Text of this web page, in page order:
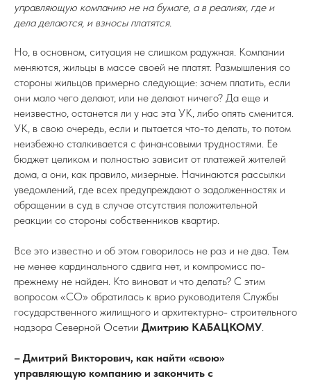
управляющую компанию не на бумаге, а в реалиях, где и
дела делаются, и взносы платятся.
Но, в основном, ситуация не слишком радужная. Компании
меняются, жильцы в массе своей не платят. Размышления со
стороны жильцов примерно следующие: зачем платить, если
они мало чего делают, или не делают ничего? Да еще и
неизвестно, останется ли у нас эта УК, либо опять сменится.
УК, в свою очередь, если и пытается что-то делать, то потом
неизбежно сталкивается с финансовыми трудностями. Ее
бюджет целиком и полностью зависит от платежей жителей
дома, а они, как правило, мизерные. Начинаются рассылки
уведомлений, где всех предупреждают о задолженностях и
обращении в суд в случае отсутствия положительной
реакции со стороны собственников квартир.
Все это известно и об этом говорилось не раз и не два. Тем
не менее кардинального сдвига нет, и компромисс по-
прежнему не найден. Кто виноват и что делать? С этим
вопросом «СО» обратилась к врио руководителя Службы
государственного жилищного и архитектурно- строительного
надзора Северной Осетии Дмитрию КАБАЦКОМУ.
– Дмитрий Викторович, как найти «свою»
управляющую компанию и закончить с